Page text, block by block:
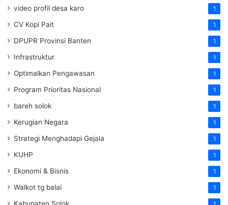
video profil desa karo 1
CV Kopi Pait 1
DPUPR Provinsi Banten 1
Infrastruktur 1
Optimalkan Pengawasan 1
Program Prioritas Nasional 1
bareh solok 1
Kerugian Negara 1
Strategi Menghadapi Gejala 1
KUHP 1
Ekonomi & Bisnis 1
Walkot tg balai 1